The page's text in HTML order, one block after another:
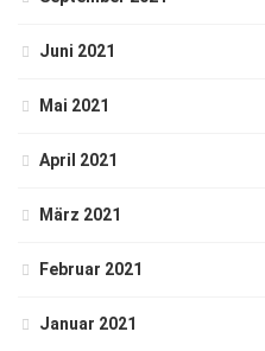
Juni 2021
Mai 2021
April 2021
März 2021
Februar 2021
Januar 2021